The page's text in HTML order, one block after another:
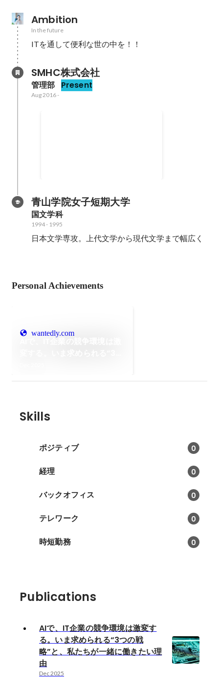
Ambition
In the future
ITを通して便利な世の中を！！
SMHC株式会社
管理部 Present
Aug 2016-
青山学院女子短期大学
国文学科
1994- 1995
日本文学専攻。上代文学から現代文学まで幅広く
Personal Achievements
wantedly.com
Skills
ポジティブ 0
経理 0
バックオフィス 0
テレワーク 0
時短勤務 0
Publications
AIで、IT企業の競争環境は激変す
る。いま求められる“3つの戦
略”と、私たちが一緒に働きたい理
由
Dec 2025